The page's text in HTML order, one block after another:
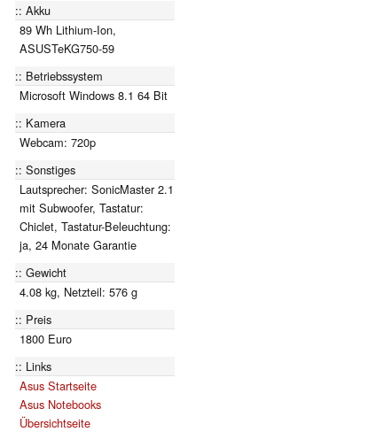
Akku
89 Wh Lithium-Ion,
ASUSTeKG750-59
Betriebssystem
Microsoft Windows 8.1 64 Bit
Kamera
Webcam: 720p
Sonstiges
Lautsprecher: SonicMaster 2.1
mit Subwoofer, Tastatur:
Chiclet, Tastatur-Beleuchtung:
ja, 24 Monate Garantie
Gewicht
4.08 kg, Netzteil: 576 g
Preis
1800 Euro
Links
Asus Startseite
Asus Notebooks
Übersichtseite